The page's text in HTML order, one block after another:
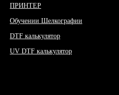
ПРИНТЕР
Обучении Шелкографии
DTF калькулятор
UV DTF калькулятор